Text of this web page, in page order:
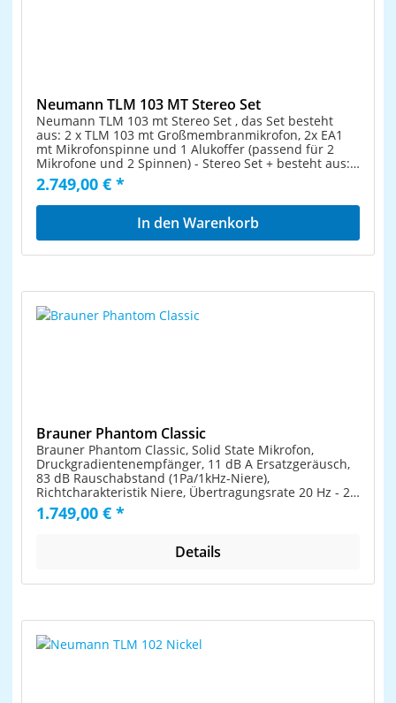
Neumann TLM 103 MT Stereo Set
Neumann TLM 103 mt Stereo Set , das Set besteht
aus: 2 x TLM 103 mt Großmembranmikrofon, 2x EA1
mt Mikrofonspinne und 1 Alukoffer (passend für 2
Mikrofone und 2 Spinnen) - Stereo Set + besteht aus:
+ 2 x TLM 103 mt Großmembranmikrofon + 2x EA1 mt
Mikrofonspinne + 1 Alukoffer (passend für 2
Mikrofone und 2 Spinnen) + Farbe schwarzHighlights
2 x TLM 103 mt Großmembranmikrofon 2x EA1 mt
Mikrofonspinne 1 Alukoffer (passend für 2 Mikrofone
2.749,00 € *
In den Warenkorb
Brauner Phantom Classic
Brauner Phantom Classic, Solid State Mikrofon,
Druckgradientenempfänger, 11 dB A Ersatzgeräusch,
83 dB Rauschabstand (1Pa/1kHz-Niere),
Richtcharakteristik Niere, Übertragungsrate 20 Hz - 22
kHz, Verstärkertyp : Solid State, FET, Grenzschalldruck
142 dB SPL @ 0.3% THD, 48V Phantomspeisung
Vovox Klangleiter - Solid State Mikrofon + Phantom
Classic Modell + Druckgradientenempfänger + 11 dB A
Grenzschalldruck 142 dB SPL @ 0.3% THD + 48V
Phantomspeisung benötigt + inkl. Alukoffer, elastische
Aufhängung und Vovox Klangleiter Highlights
1.749,00 € *
Details